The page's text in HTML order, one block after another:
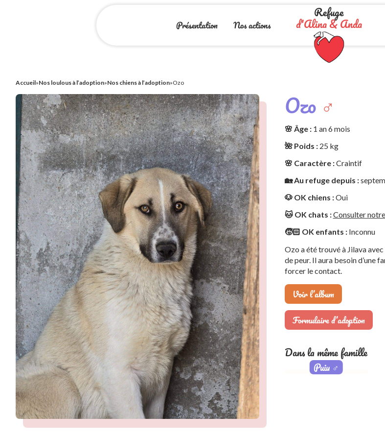
Refuge
d'Alina & Anda
Présentation Nos actions
Accueil»Nos loulous à l’adoption»Nos chiens à l’adoption»Ozo
Ozo ♂️
🌸 Âge :1 an 6 mois
🌺 Poids :25 kg
🌸 Caractère :Craintif
🏡 Au refuge depuis :
🐶 OK chiens :Oui
🐱 OK chats :Consulter
🧒🏻 OK enfants :Inconnu
Ozo a été trouvé à Jilava
de peur. Il aura besoin d’une
forcer le contact.
Voir l’album
Formulaire d’adoption
Dans la même famille
Puiu ♂️